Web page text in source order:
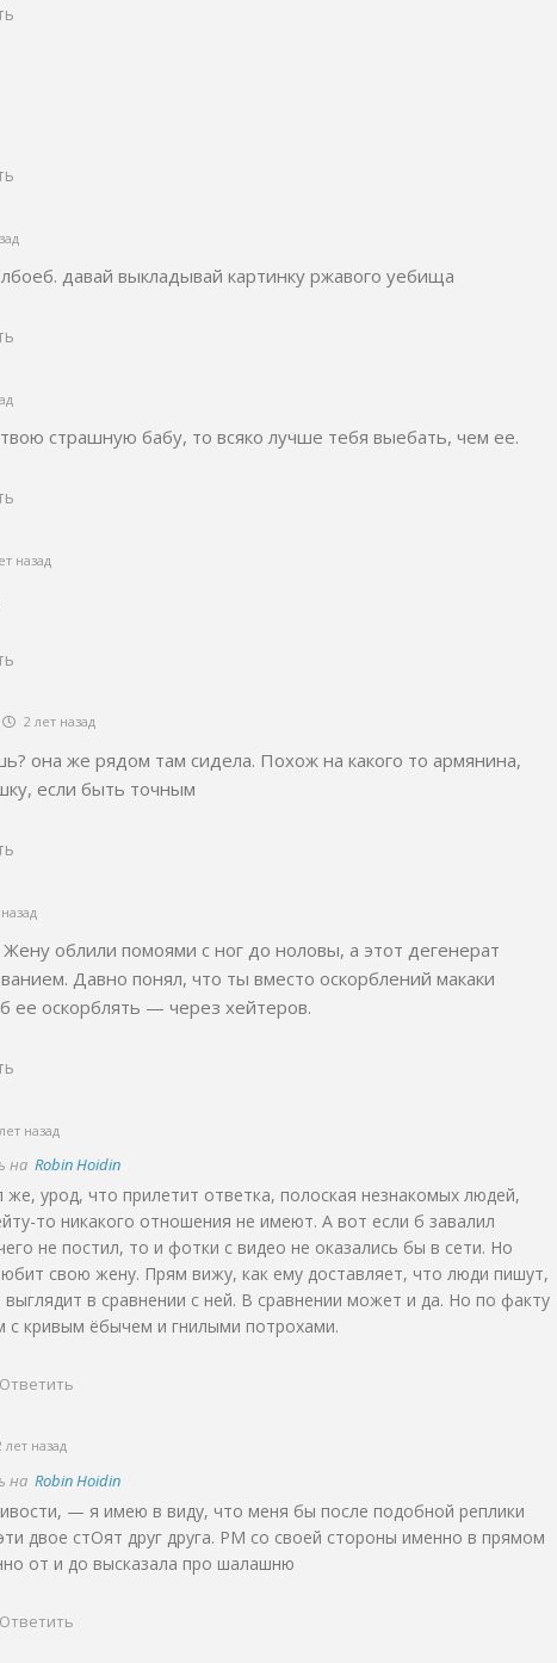
давай выкладывай картинку ржавого уебища
страшную бабу, то всяко лучше тебя выебать, чем ее.
назад
2 лет назад
она же рядом там сидела. Похож на какого то армянина,
если быть точным
облили помоями с ног до ноловы, а этот дегенерат
Давно понял, что ты вместо оскорблений макаки
ее оскорблять — через хейтеров.
назад
на Robin Hoidin
же, урод, что прилетит ответка, полоская незнакомых людей,
то никакого отношения не имеют. А вот если б завалил
не постил, то и фотки с видео не оказались бы в сети. Но
свою жену. Прям вижу, как ему доставляет, что люди пишут,
в сравнении с ней. В сравнении может и да. Но по факту
с кривым ёбычем и гнилыми потрохами.
Ответить
лет назад
на Robin Hoidin
— я имею в виду, что меня бы после подобной реплики
двое стОят друг друга. РМ со своей стороны именно в прямом
от и до высказала про шалашню
Ответить